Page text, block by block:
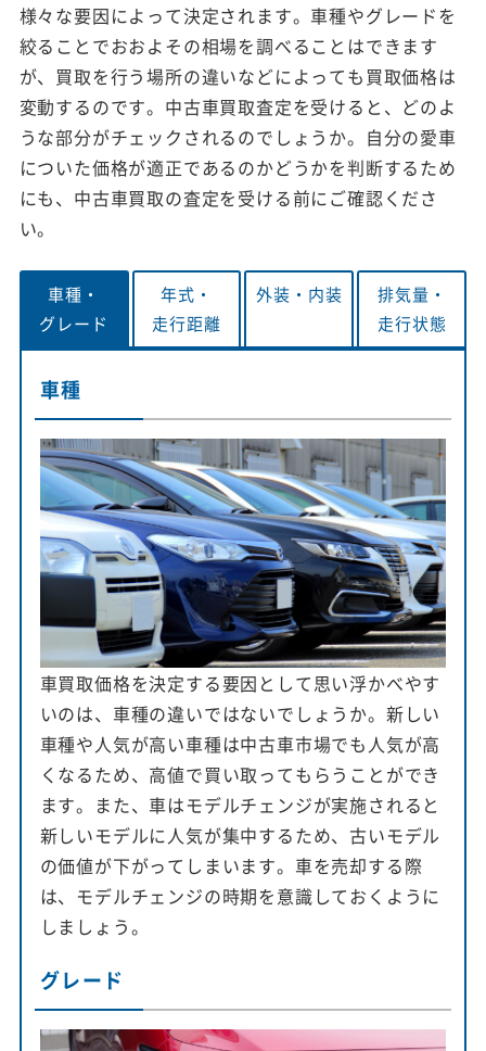
様々な要因によって決定されます。車種やグレードを
絞ることでおおよその相場を調べることはできます
が、買取を行う場所の違いなどによっても買取価格は
変動するのです。中古車買取査定を受けると、どのよ
うな部分がチェックされるのでしょうか。自分の愛車
についた価格が適正であるのかどうかを判断するため
にも、中古車買取の査定を受ける前にご確認くださ
い。
車種・
グレード
年式・
走行距離
外装・ 内装
排気量・
走行状態
車種
車買取価格を決定する要因として思い浮かべやす
いのは、車種の違いではないでしょうか。新しい
車種や人気が高い車種は中古車市場でも人気が高
くなるため、高値で買い取ってもらうことができ
ます。また、車はモデルチェンジが実施されると
新しいモデルに人気が集中するため、古いモデル
の価値が下がってしまいます。車を売却する際
は、モデルチェンジの時期を意識しておくように
しましょう。
グレード